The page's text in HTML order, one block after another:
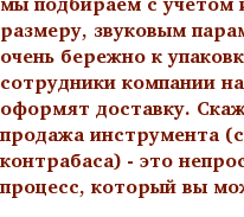
размеру, звуковым
очень бережно к
сотрудники компании
оформят доставку.
продажа инструмента
контрабаса) - это
процесс, который вы